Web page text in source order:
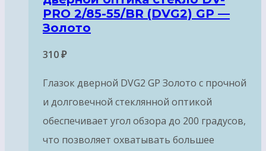
PRO 2/85-55/BR (DVG2) GP —
Золото
310₽
Глазок дверной DVG2 GP Золото с прочной
и долговечной стеклянной оптикой
обеспечивает угол обзора до 200 градусов,
что позволяет охватывать большее